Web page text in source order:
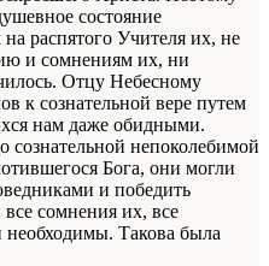
состояние
распятого Учителя их, не
и сомнениям их, ни
Отцу Небесному
к сознательной вере путем
нам даже обидными.
непоколебимой
Бога, они могли
и победить
сомнения их, все
необходимы. Такова была